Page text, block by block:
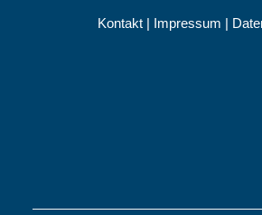
Kontakt | Impressum |